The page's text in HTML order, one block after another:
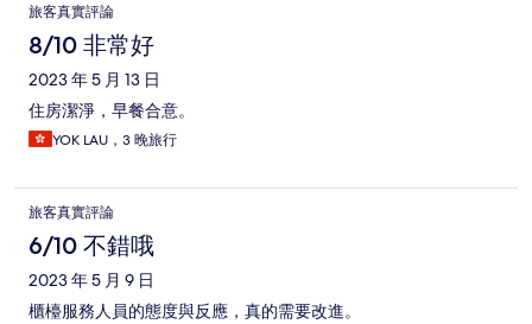
旅客真實評論
8/10 非常好
2023 年 5 月 13 日
住房潔淨，早餐合意。
YOK LAU，3 晚旅行
旅客真實評論
6/10 不錯哦
2023 年 5 月 9 日
櫃檯服務人員的態度與反應，真的需要改進。